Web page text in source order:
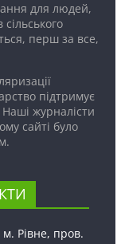
для людей,
перш за все,
підтримує
журналісти
сайті було
м. Рівне, пров.